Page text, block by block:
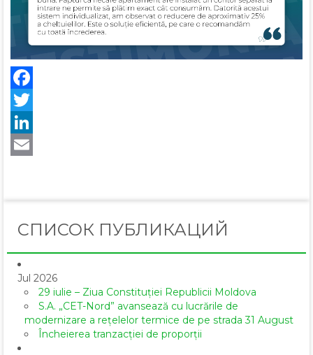
СПИСОК ПУБЛИКАЦИЙ
Jul 2026
29 iulie – Ziua Constituției Republicii Moldova
S.A. „CET-Nord” avansează cu lucrările de
modernizare a rețelelor termice de pe strada 31 August
Încheierea tranzacției de proporții